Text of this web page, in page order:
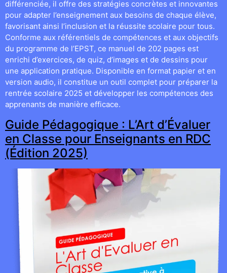
différenciée, il offre des stratégies concrètes et innovantes
pour adapter l’enseignement aux besoins de chaque élève,
favorisant ainsi l’inclusion et la réussite scolaire pour tous.
Conforme aux référentiels de compétences et aux objectifs
du programme de l’EPST, ce manuel de 202 pages est
enrichi d’exercices, de quiz, d’images et de dessins pour
une application pratique. Disponible en format papier et en
version audio, il constitue un outil complet pour préparer la
rentrée scolaire 2025 et développer les compétences des
apprenants de manière efficace.
Guide Pédagogique : L’Art d’Évaluer
en Classe pour Enseignants en RDC
(Édition 2025)